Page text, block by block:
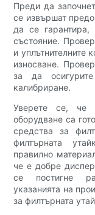
Преди да
се извършат
да се
състояние.
и уплътнителните
износване.
за да
калибриране.
Уверете се, че
оборудване са
средства за
филтърната
правилно
че е добре
се постигне
указанията на
за филтърната